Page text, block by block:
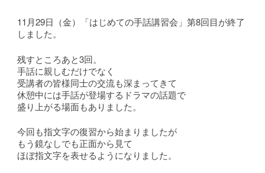
11月29日（金）「はじめての手話講習会」第8回目が終了
しました。
残すところあと3回。
手話に親しむだけでなく
受講者の皆様同士の交流も深まってきて
休憩中には手話が登場するドラマの話題で
盛り上がる場面もありました。
今回も指文字の復習から始まりましたが
もう鏡なしでも正面から見て
ほぼ指文字を表せるようになりました。